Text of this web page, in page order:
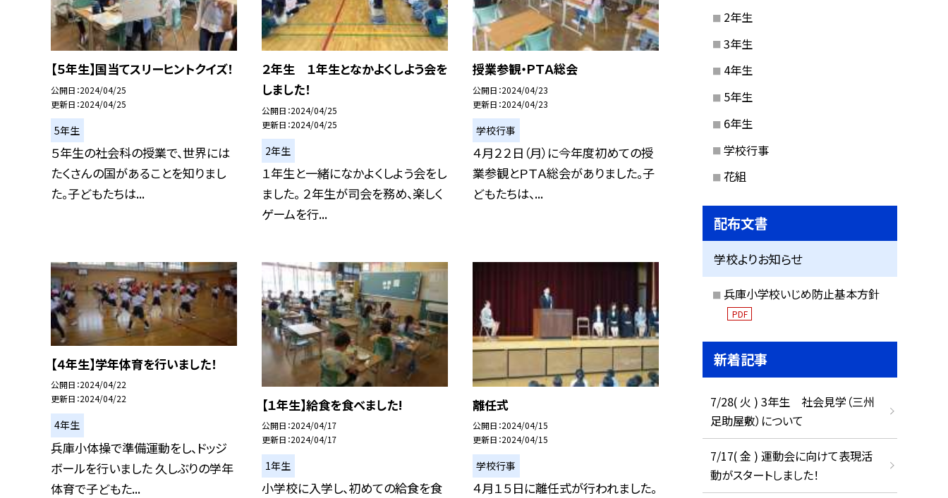
【５年生】国当てスリーヒントクイズ！
公開日 2024/04/25
更新日 2024/04/25
5年生
５年生の社会科の授業で、世界には
たくさんの国があることを知りまし
た。子どもたちは...
２年生 １年生となかよくしよう会を
しました！
公開日 2024/04/25
更新日 2024/04/25
2年生
１年生と一緒になかよくしよう会をし
ました。 ２年生が司会を務め、楽しく
ゲームを行...
授業参観・ＰＴＡ総会
公開日 2024/04/23
更新日 2024/04/23
学校行事
４月２２日（月）に今年度初めての授
業参観とＰＴＡ総会がありました。子
どもたちは、...
【４年生】学年体育を行いました！
公開日 2024/04/22
更新日 2024/04/22
4年生
兵庫小体操で準備運動をし、ドッジ
ボールを行いました 久しぶりの学年
体育で子どもた...
【１年生】給食を食べました!
公開日 2024/04/17
更新日 2024/04/17
1年生
小学校に入学し、初めての給食を食
離任式
公開日 2024/04/15
更新日 2024/04/15
学校行事
４月１５日に離任式が行われました。
2年生
3年生
4年生
5年生
6年生
学校行事
花組
配布文書
学校よりお知らせ
兵庫小学校いじめ防止基本方針
PDF
新着記事
7/28( 火 ) 3年生 社会見学（三州
足助屋敷）について
7/17( 金 ) 運動会に向けて表現活
動がスタートしました！